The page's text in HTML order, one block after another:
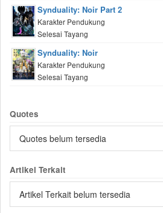
Synduality: Noir Part 2
Karakter Pendukung
Selesai Tayang
Synduality: Noir
Karakter Pendukung
Selesai Tayang
Quotes
Quotes belum tersedia
Artikel Terkait
Artikel Terkait belum tersedia